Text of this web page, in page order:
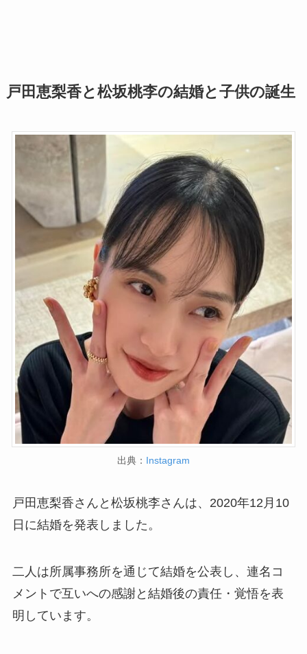
戸田恵梨香と松坂桃李の結婚と子供の誕生
出典： Instagram
戸田恵梨香さんと松坂桃李さんは、2020年12月10
日に結婚を発表しました。
二人は所属事務所を通じて結婚を公表し、連名コ
メントで互いへの感謝と結婚後の責任・覚悟を表
明しています。